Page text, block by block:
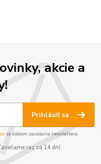
akcie a
Prihlásiť sa
za účelom zasielania newslettera.
raz za 14 dní.